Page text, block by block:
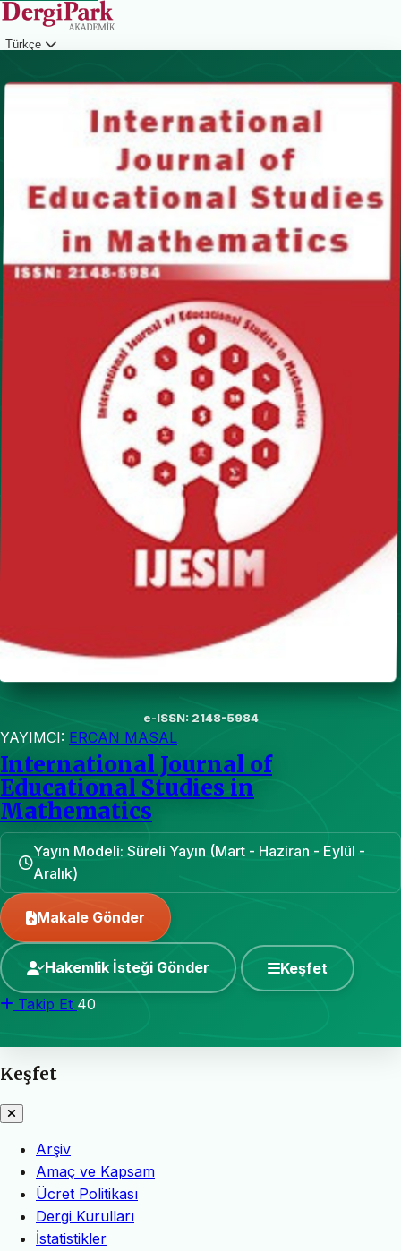
Türkçe
e-ISSN: 2148-5984
YAYIMCI: ERCAN MASAL
International Journal of
Educational Studies in
Mathematics
Yayın Modeli: Süreli Yayın (Mart - Haziran - Eylül -
Aralık)
Makale Gönder
Hakemlik İsteği Gönder Keşfet
Takip Et 40
Keşfet
Arşiv
Amaç ve Kapsam
Ücret Politikası
Dergi Kurulları
İstatistikler